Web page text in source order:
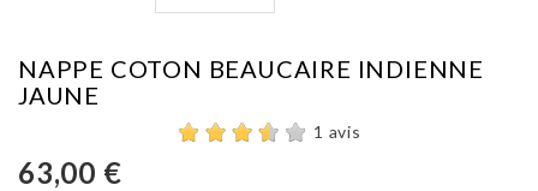
NAPPE COTON BEAUCAIRE INDIENNE
JAUNE
1 avis
63,00 €